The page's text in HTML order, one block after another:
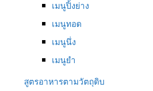
เมนูปิ้งย่าง
เมนูทอด
เมนูนึ่ง
เมนูยำ
สูตรอาหารตามวัตถุดิบ